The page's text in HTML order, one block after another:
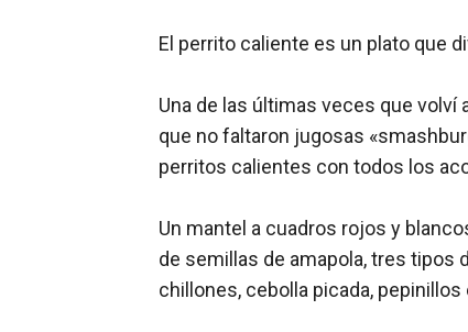
El perrito caliente es un plato que
Una de las últimas veces que volví
que no faltaron jugosas
perritos calientes con todos los
Un mantel a cuadros rojos y
de semillas de amapola, tres
chillones, cebolla picada,